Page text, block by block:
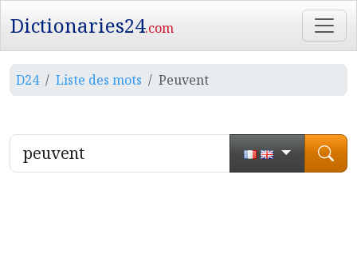
Dictionaries24.com
D24 Liste des mots Peuvent